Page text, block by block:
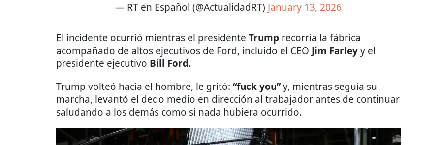
— RT en Español (@ActualidadRT) January 13, 2026
El incidente ocurrió mientras el presidente Trump recorría la fábrica
acompañado de altos ejecutivos de Ford, incluido el CEO Jim Farleyy el
presidente ejecutivo Bill Ford.
Trump volteó hacia el hombre, le gritó: “fuck you”y, mientras seguía su
marcha, levantó el dedo medio en dirección al trabajador antes de continuar
saludando a los demás como si nada hubiera ocurrido.